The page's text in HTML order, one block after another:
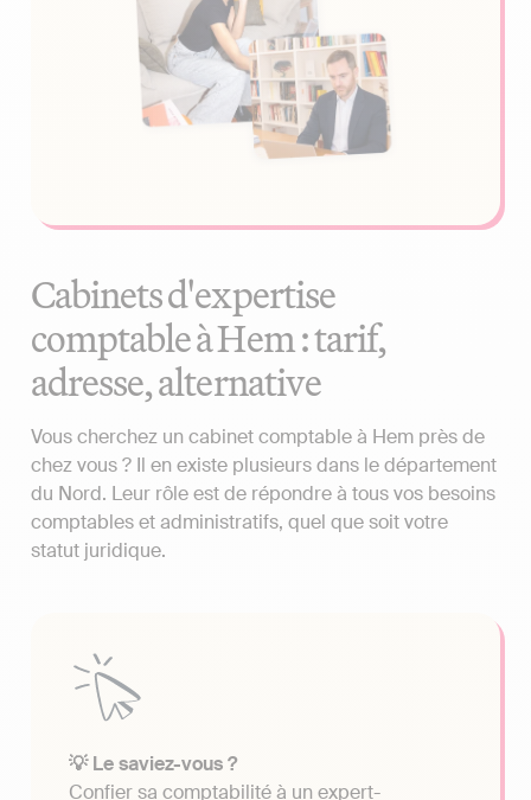
Cabinets d'expertise
comptable à Hem : tarif,
adresse, alternative
Vous cherchez un cabinet comptable à Hem près de
chez vous ? Il en existe plusieurs dans le département
du Nord. Leur rôle est de répondre à tous vos besoins
comptables et administratifs, quel que soit votre
statut juridique.
💡 Le saviez-vous ?
Confier sa comptabilité à un expert-